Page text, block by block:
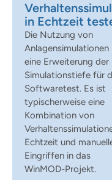
in Echtzeit
Die Nutzung von
Anlagensimulationen
eine Erweiterung der
Simulationstiefe für
Softwaretest. Es ist
typischerweise eine
Kombination von
Echtzeit und
Eingriffen in das
WinMOD-Projekt.